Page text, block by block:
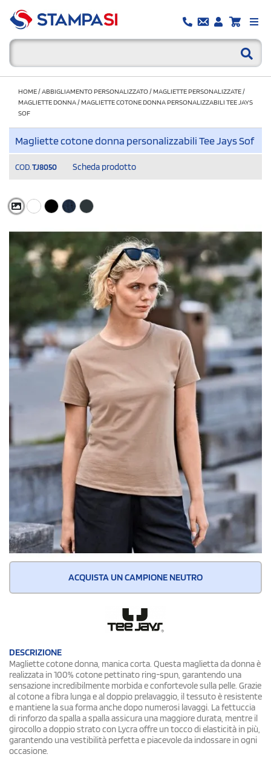
HOME/ABBIGLIAMENTO PERSONALIZZATO/MAGLIETTE PERSONALIZZATE/
MAGLIETTE DONNA/MAGLIETTE COTONE DONNA PERSONALIZZABILI TEE JAYS
SOF
Magliette cotone donna personalizzabili Tee Jays Sof
COD. TJ8050 Scheda prodotto
ACQUISTA UN CAMPIONE NEUTRO
DESCRIZIONE
Magliette cotone donna, manica corta. Questa maglietta da donna è
realizzata in 100% cotone pettinato ring-spun, garantendo una
sensazione incredibilmente morbida e confortevole sulla pelle. Grazie
al cotone a fibra lunga e al doppio prelavaggio, il tessuto è resistente
e mantiene la sua forma anche dopo numerosi lavaggi. La fettuccia
di rinforzo da spalla a spalla assicura una maggiore durata, mentre il
girocollo a doppio strato con Lycra offre un tocco di elasticità in più,
garantendo una vestibilità perfetta e piacevole da indossare in ogni
occasione.